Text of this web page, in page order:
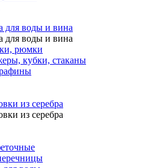
для воды и вина
для воды и вина
рюмки
кубки, стаканы
из серебра
из серебра